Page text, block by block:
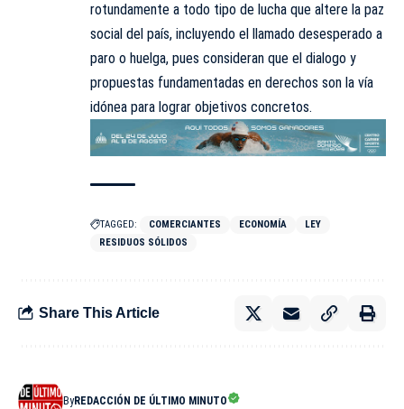
rotundamente a todo tipo de lucha que altere la paz
social del país, incluyendo el llamado desesperado a
paro o huelga, pues consideran que el dialogo y
propuestas fundamentadas en derechos son la vía
idónea para lograr objetivos concretos.
TAGGED: COMERCIANTES ECONOMÍA
LEY
RESIDUOS SÓLIDOS
Share This Article
ByREDACCIÓN DE ÚLTIMO MINUTO